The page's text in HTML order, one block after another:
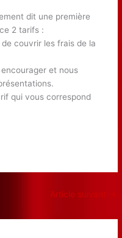
dit une première
2 tarifs :
couvrir les frais de la
et nous
qui vous correspond
Article suivant